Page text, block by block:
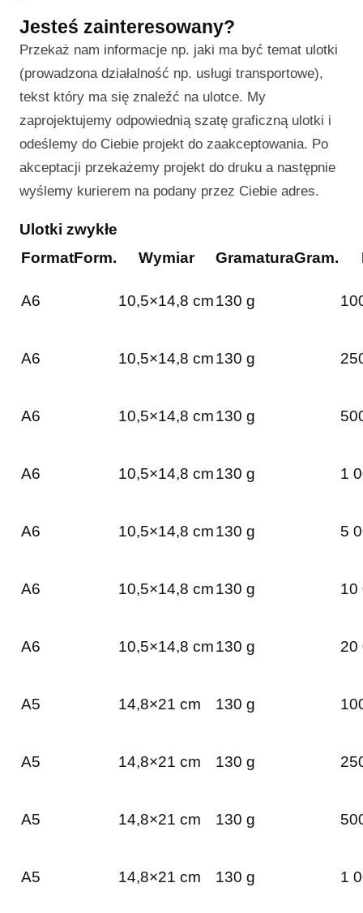
Jesteś zainteresowany?
Przekaż nam informacje np. jaki ma być temat ulotki
(prowadzona działalność np. usługi transportowe),
tekst który ma się znaleźć na ulotce. My
zaprojektujemy odpowiednią szatę graficzną ulotki i
odeślemy do Ciebie projekt do zaakceptowania. Po
akceptacji przekażemy projekt do druku a następnie
wyślemy kurierem na podany przez Ciebie adres.
Ulotki zwykłe
FormatForm. Wymiar GramaturaGram.
A6 10,5×14,8 cm130 g
A6 10,5×14,8 cm130 g
A6 10,5×14,8 cm130 g
A6 10,5×14,8 cm130 g 1
A6 10,5×14,8 cm130 g 5
A6 10,5×14,8 cm130 g 10
A6 10,5×14,8 cm130 g 20
A5 14,8×21 cm 130 g
A5 14,8×21 cm 130 g
A5 14,8×21 cm 130 g
A5 14,8×21 cm 130 g 1